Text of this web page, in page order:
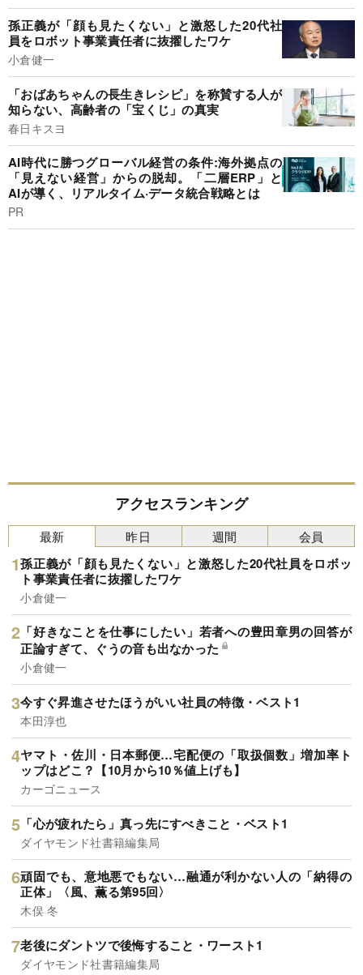
孫正義が「顔も見たくない」と激怒した20代社
員をロボット事業責任者に抜擢したワケ
小倉健一
「おばあちゃんの長生きレシピ」を称賛する人が
知らない、高齢者の「宝くじ」の真実
春日キスヨ
AI時代に勝つグローバル経営の条件:海外拠点の
「見えない経営」からの脱却。「二層ERP」と
AIが導く、リアルタイム·データ統合戦略とは
PR
アクセスランキング
最新
孫正義が「顔も見たくない」と激怒した20代社員をロボッ
ト事業責任者に抜擢したワケ
小倉健一
「好きなことを仕事にしたい」若者への豊田章男の回答が
正論すぎて、ぐうの音も出なかった
小倉健一
今すぐ昇進させたほうがいい社員の特徴・ベスト1
本田淳也
ヤマト・佐川・日本郵便…宅配便の「取扱個数」増加率ト
ップはどこ？【10月から10％値上げも】
カーゴニュース
「心が疲れたら」真っ先にすべきこと・ベスト1
ダイヤモンド社書籍編集局
頑固でも、意地悪でもない…融通が利かない人の「納得の
正体」〈風、薫る第95回〉
木俣 冬
老後にダントツで後悔すること・ワースト1
ダイヤモンド社書籍編集局
昨日 週間 会員